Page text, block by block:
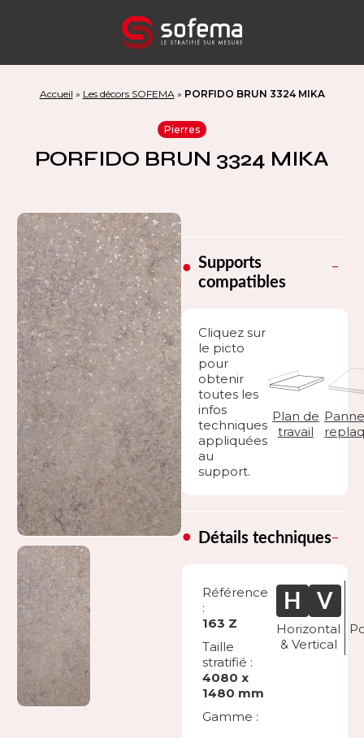
Accueil » Les décors SOFEMA » PORFIDO BRUN 3324 MIKA
Pierres
PORFIDO BRUN 3324 MIKA
Supports
compatibles
Cliquez sur
le picto
pour
obtenir
toutes les
infos
techniques
appliquées
au
support.
Plan de
travail
Détails techniques
Référence
:
163 Z
Taille
stratifié :
4080 x
1480 mm
Gamme :
Horizontal
& Vertical